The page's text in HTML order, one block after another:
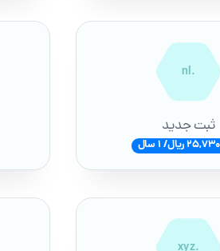
.nl
ثبت جدید
ریال/ 1 سال
.xyz